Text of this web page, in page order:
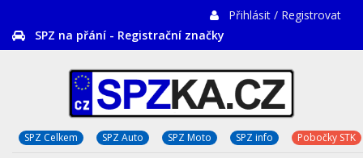
Přihlásit / Registrovat
SPZ na přání - Registrační značky
SPZ Celkem SPZ Auto SPZ Moto SPZ info Pobočky STK